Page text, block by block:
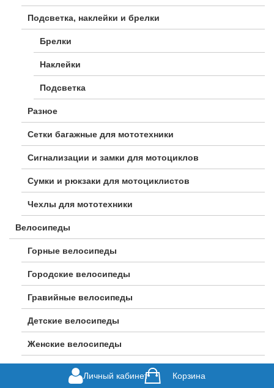
Подсветка, наклейки и брелки
Брелки
Наклейки
Подсветка
Разное
Сетки багажные для мототехники
Сигнализации и замки для мотоциклов
Сумки и рюкзаки для мотоциклистов
Чехлы для мототехники
Велосипеды
Горные велосипеды
Городские велосипеды
Гравийные велосипеды
Детские велосипеды
Женские велосипеды
Подростковые велосипеды
Личный кабинет Корзина